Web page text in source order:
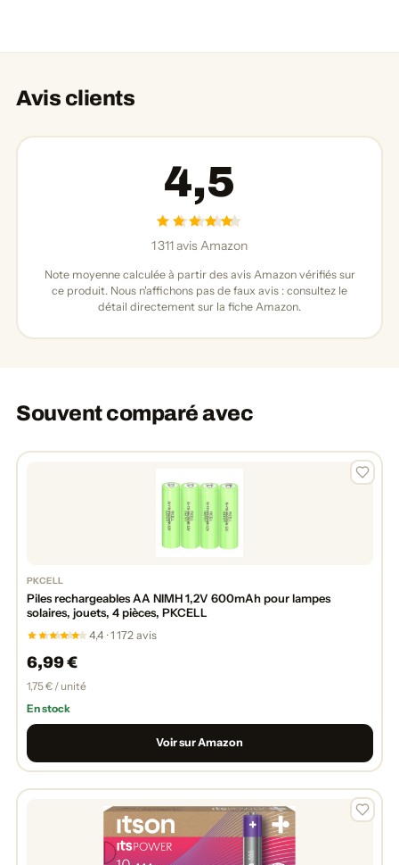
Avis clients
4,5
1 311 avis Amazon
Note moyenne calculée à partir des avis Amazon vérifiés sur
ce produit. Nous n'affichons pas de faux avis : consultez le
détail directement sur la fiche Amazon.
Souvent comparé avec
PKCELL
Piles rechargeables AA NIMH 1,2V 600mAh pour lampes
solaires, jouets, 4 pièces, PKCELL
4,4 · 1 172 avis
6,99 €
1,75 € / unité
En stock
Voir sur Amazon